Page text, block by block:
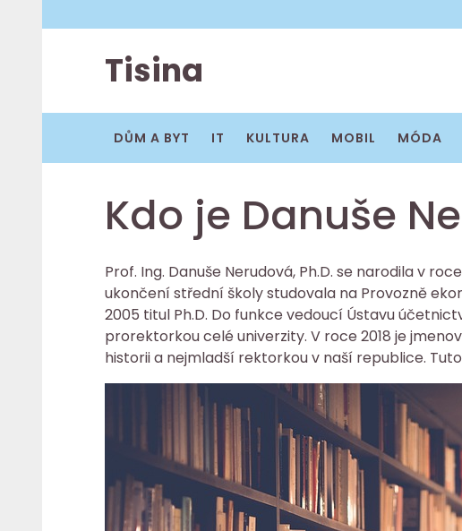
to
Tisina
DŮM A BYT IT KULTURA MOBIL MÓDA
Kdo je Danuše
Prof. Ing. Danuše Nerudová, Ph.D. se narodila v
ukončení střední školy studovala na Provozně
2005 titul Ph.D. Do funkce vedoucí Ústavu
prorektorkou celé univerzity. V roce 2018 je
historii a nejmladší rektorkou v naší republice.